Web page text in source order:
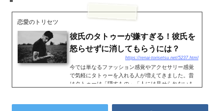
恋愛のトリセツ
彼氏のタトゥーが嫌すぎる！彼氏を
怒らせずに消してもらうには？
https://renai-torisetsu.net/5237.html
今では単なるファッション感覚やアクセサリー感覚
で気軽にタトゥーを入れる人が増えてきました。昔
はタトゥーは「隠すもの」「人には見せられないも